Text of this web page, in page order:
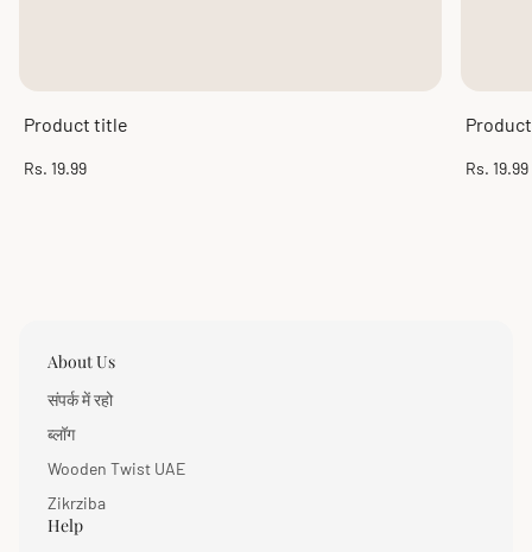
Product title
Regular
Rs. 19.99
Regular
Rs. 19.99
About Us
संपर्क में रहो
ब्लॉग
Wooden Twist UAE
Zikrziba
Help